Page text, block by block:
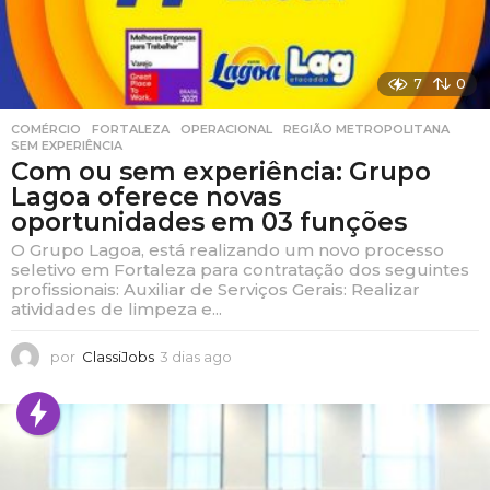
7 0
COMÉRCIO ,FORTALEZA ,OPERACIONAL ,REGIÃO METROPOLITANA
SEM EXPERIÊNCIA
Com ou sem experiência: Grupo
Lagoa oferece novas
oportunidades em 03 funções
O Grupo Lagoa, está realizando um novo processo
seletivo em Fortaleza para contratação dos seguintes
profissionais: Auxiliar de Serviços Gerais: Realizar
atividades de limpeza e...
por ClassiJobs 3 dias ago